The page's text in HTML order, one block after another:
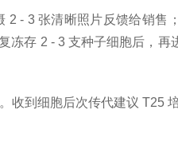
- 3 张清晰照片反馈给销售
冻存 2 - 3 支种子细胞后，再
收到细胞后次传代建议 T25